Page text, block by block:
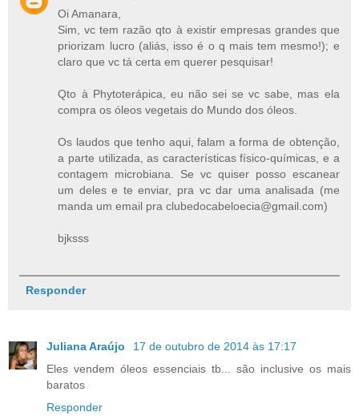
Oi Amanara,
Sim, vc tem razão qto à existir empresas grandes que
priorizam lucro (aliás, isso é o q mais tem mesmo!); e
claro que vc tá certa em querer pesquisar!
Qto à Phytoterápica, eu não sei se vc sabe, mas ela
compra os óleos vegetais do Mundo dos óleos.
Os laudos que tenho aqui, falam a forma de obtenção,
a parte utilizada, as características físico-químicas, e a
contagem microbiana. Se vc quiser posso escanear
um deles e te enviar, pra vc dar uma analisada (me
manda um email pra clubedocabeloecia@gmail.com)
bjksss
Responder
Juliana Araújo
17 de outubro de 2014 às 17:17
Eles vendem óleos essenciais tb... são inclusive os mais
baratos
Responder